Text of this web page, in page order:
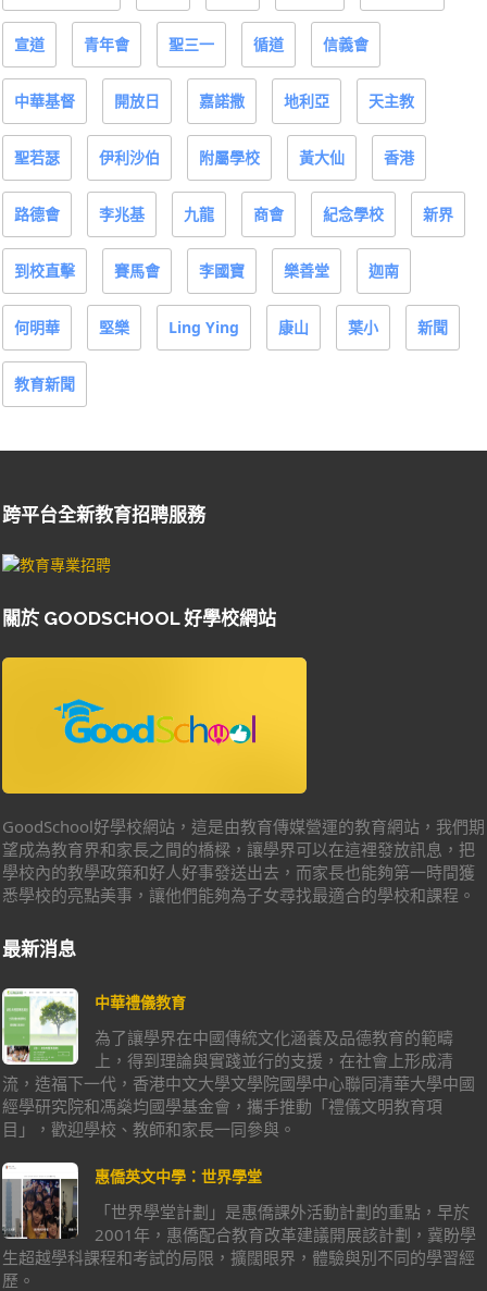
宣道 青年會 聖三一 循道 信義會
中華基督 開放日 嘉諾撒 地利亞 天主教
聖若瑟 伊利沙伯 附屬學校 黃大仙 香港
路德會 李兆基 九龍 商會 紀念學校 新界
到校直擊 賽馬會 李國寶 樂善堂 迦南
何明華 堅樂 Ling Ying 康山 葉小 新聞
教育新聞
跨平台全新教育招聘服務
關於 GOODSCHOOL 好學校網站
GoodSchool好學校網站，這是由教育傳媒營運的教育網站，我們期
望成為教育界和家長之間的橋樑，讓學界可以在這裡發放訊息，把
學校內的教學政策和好人好事發送出去，而家長也能夠第一時間獲
悉學校的亮點美事，讓他們能夠為子女尋找最適合的學校和課程。
最新消息
中華禮儀教育
為了讓學界在中國傳統文化涵養及品德教育的範疇
上，得到理論與實踐並行的支援，在社會上形成清
流，造福下一代，香港中文大學文學院國學中心聯同清華大學中國
經學研究院和馮燊均國學基金會，攜手推動「禮儀文明教育項
目」，歡迎學校、教師和家長一同參與。
惠僑英文中學：世界學堂
「世界學堂計劃」是惠僑課外活動計劃的重點，早於
2001年，惠僑配合教育改革建議開展該計劃，冀盼學
生超越學科課程和考試的局限，擴闊眼界，體驗與別不同的學習經
歷。